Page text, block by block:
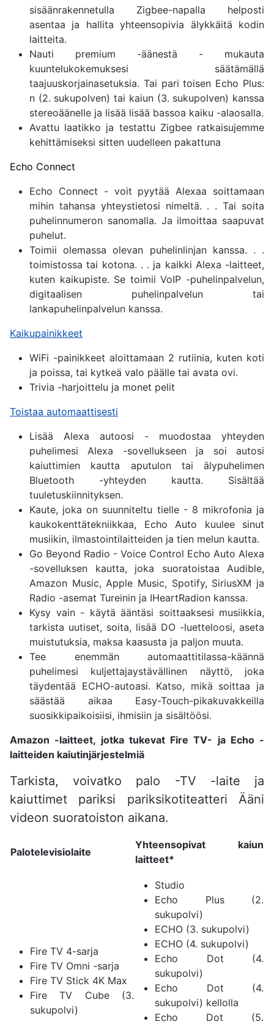
sisäänrakennetulla Zigbee-napalla helposti
asentaa ja hallita yhteensopivia älykkäitä kodin
laitteita.
Nauti premium -äänestä - mukauta
kuuntelukokemuksesi säätämällä
taajuuskorjainasetuksia. Tai pari toisen Echo Plus:
n (2. sukupolven) tai kaiun (3. sukupolven) kanssa
stereoäänelle ja lisää lisää bassoa kaiku -alaosalla.
Avattu laatikko ja testattu Zigbee ratkaisujemme
kehittämiseksi sitten uudelleen pakattuna
Echo Connect
Echo Connect - voit pyytää Alexaa soittamaan
mihin tahansa yhteystietosi nimeltä. . . Tai soita
puhelinnumeron sanomalla. Ja ilmoittaa saapuvat
puhelut.
Toimii olemassa olevan puhelinlinjan kanssa. . .
toimistossa tai kotona. . . ja kaikki Alexa -laitteet,
kuten kaikupiste. Se toimii VoIP -puhelinpalvelun,
digitaalisen puhelinpalvelun tai
lankapuhelinpalvelun kanssa.
Kaikupainikkeet
WiFi -painikkeet aloittamaan 2 rutiinia, kuten koti
ja poissa, tai kytkeä valo päälle tai avata ovi.
Trivia -harjoittelu ja monet pelit
Toistaa automaattisesti
Lisää Alexa autoosi - muodostaa yhteyden
puhelimesi Alexa -sovellukseen ja soi autosi
kaiuttimien kautta aputulon tai älypuhelimen
Bluetooth -yhteyden kautta. Sisältää
tuuletuskiinnityksen.
Kaute, joka on suunniteltu tielle - 8 mikrofonia ja
kaukokenttätekniikkaa, Echo Auto kuulee sinut
musiikin, ilmastointilaitteiden ja tien melun kautta.
Go Beyond Radio - Voice Control Echo Auto Alexa
-sovelluksen kautta, joka suoratoistaa Audible,
Amazon Music, Apple Music, Spotify, SiriusXM ja
Radio -asemat Tureinin ja IHeartRadion kanssa.
Kysy vain - käytä ääntäsi soittaaksesi musiikkia,
tarkista uutiset, soita, lisää DO -luetteloosi, aseta
muistutuksia, maksa kaasusta ja paljon muuta.
Tee enemmän automaattitilassa-käännä
puhelimesi kuljettajaystävällinen näyttö, joka
täydentää ECHO-autoasi. Katso, mikä soittaa ja
säästää aikaa Easy-Touch-pikakuvakkeilla
suosikkipaikoisiisi, ihmisiin ja sisältöösi.
Amazon -laitteet, jotka tukevat Fire TV- ja Echo -
laitteiden kaiutinjärjestelmiä
Tarkista, voivatko palo -TV -laite ja
kaiuttimet pariksi pariksikotiteatteri Ääni
videon suoratoiston aikana.
Palotelevisiolaite
Yhteensopivat kaiun
laitteet*
Fire TV 4-sarja
Fire TV Omni -sarja
Fire TV Stick 4K Max
Fire TV Cube (3.
sukupolvi)
Studio
Echo Plus (2.
sukupolvi)
ECHO (3. sukupolvi)
ECHO (4. sukupolvi)
Echo Dot (4.
sukupolvi)
Echo Dot (4.
sukupolvi) kellolla
Echo Dot (5.